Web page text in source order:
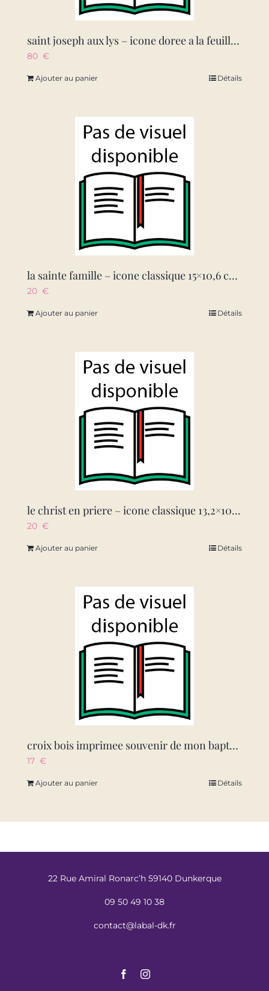
saint joseph aux lys – icone doree a la feuille 24×9,6 cm – 874.67
80 €
Ajouter au panier Détails
la sainte famille – icone classique 15×10,6 cm – 153.72
20 €
Ajouter au panier Détails
le christ en priere – icone classique 13,2×10,6 cm – 866.72
20 €
Ajouter au panier Détails
croix bois imprimee souvenir de mon bapteme – bois naturel avec ruban
17 €
Ajouter au panier Détails
22 Rue Amiral Ronarc’h 59140 Dunkerque
09 50 49 10 38
contact@labal-dk.fr